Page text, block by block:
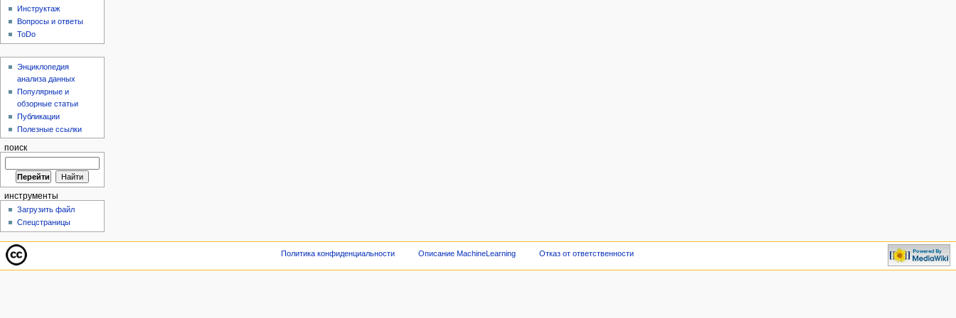
Инструктаж
Вопросы и ответы
ToDo
Энциклопедия
анализа данных
Популярные и
обзорные статьи
Публикации
Полезные ссылки
поиск
инструменты
Загрузить файл
Спецстраницы
Политика конфиденциальности Описание MachineLearning Отказ от ответственности